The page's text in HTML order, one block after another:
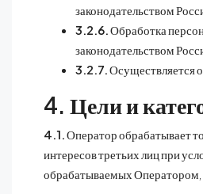
законодательством
3.2.6.Обработка
законодательством
3.2.7.Осуществляется
4. Цели и
4.1.Оператор обрабатывает
интересов третьих лиц при
обрабатываемых Оператором,